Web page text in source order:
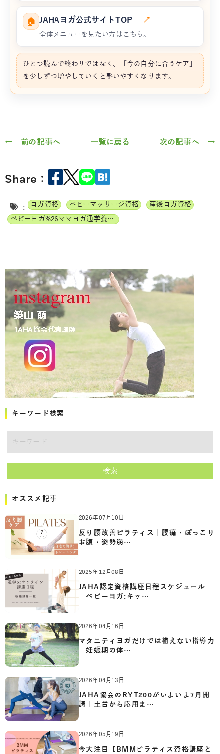
🏠 JAHAヨガ公式サイトTOP ↗
全体メニューを見たい方はこちら。
ひとつ読んで終わりではなく、「今の自分に合うケア」
を少しずつ増やしていくと整いやすくなります。
← 前の記事へ 一覧に戻る 次の記事へ →
Share：
: ヨガ資格 ベビーマッサージ資格
産後ヨガ資格
ベビーヨガ%26ママヨガ通学養成講座
キーワード検索
検索
オススメ記事
2026年07月10日
反り腰改善ピラティス｜腰痛・ぽっこり
お腹・姿勢崩…
2025年12月08日
JAHA認定資格講座日程スケジュール
「ベビーヨガ:キッ…
2026年04月16日
マタニティヨガだけでは補えない指導力
｜妊娠期の体…
2026年04月13日
JAHA協会のRYT200がいよいよ7月開
講｜土台から応用ま…
2026年05月19日
今大注目【BMMピラティス資格講座と